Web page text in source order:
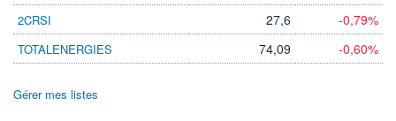
2CRSI 27,6 -0,79%
TOTALENERGIES 74,09 -0,60%
Gérer mes listes